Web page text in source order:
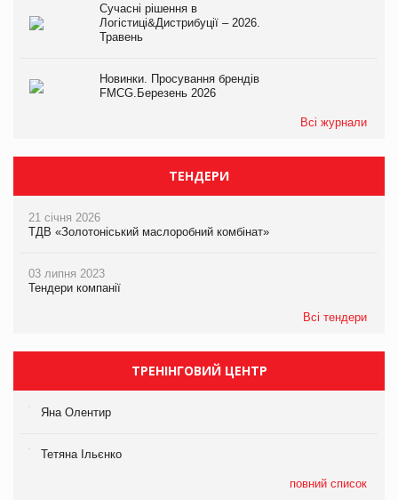
Сучасні рішення в
Логістиці&Дистрибуції – 2026.
Травень
Новинки. Просування брендів
FMCG.Березень 2026
Всі журнали
ТЕНДЕРИ
21 січня 2026
ТДВ «Золотоніський маслоробний комбінат»
03 липня 2023
Тендери компанії
Всі тендери
ТРЕНІНГОВИЙ ЦЕНТР
Яна Олентир
Тетяна Ільєнко
повний список